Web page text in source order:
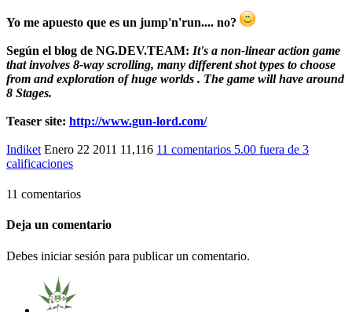
Yo me apuesto que es un jump'n'run.... no?
Según el blog de NG.DEV.TEAM: It's a non-linear action game
that involves 8-way scrolling, many different shot types to choose
from and exploration of huge worlds . The game will have around
8 Stages.
Teaser site: http://www.gun-lord.com/
Indiket Enero 22 2011 11,116 11 comentarios 5.00 fuera de 3
calificaciones
11 comentarios
Deja un comentario
Debes iniciar sesión para publicar un comentario.